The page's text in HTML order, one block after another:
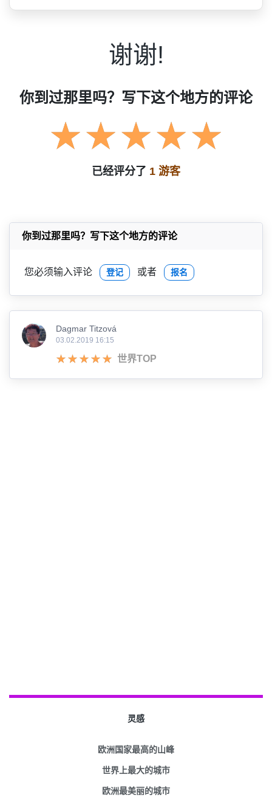
谢谢!
你到过那里吗？写下这个地方的评论
已经评分了 1 游客
你到过那里吗？写下这个地方的评论
您必须输入评论 登记 或者 报名
Dagmar Titzová
03.02.2019 16:15
世界TOP
灵感
欧洲国家最高的山峰
世界上最大的城市
欧洲最美丽的城市